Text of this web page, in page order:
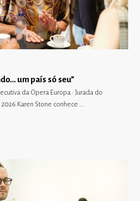
um país só seu”
da Opera Europa · Jurada do
Karen Stone conhece ...